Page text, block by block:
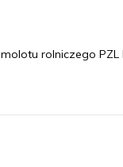
rolniczego PZL